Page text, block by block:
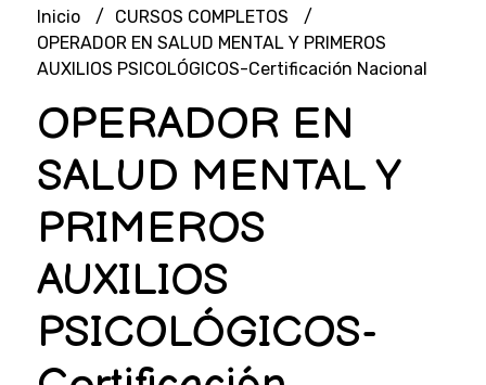
Inicio
CURSOS COMPLETOS
OPERADOR EN SALUD MENTAL Y PRIMEROS
AUXILIOS PSICOLÓGICOS-Certificación Nacional
OPERADOR EN
SALUD MENTAL Y
PRIMEROS
AUXILIOS
PSICOLÓGICOS-